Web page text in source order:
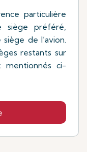
particulière
préféré,
de l’avion.
restants sur
mentionnés ci-